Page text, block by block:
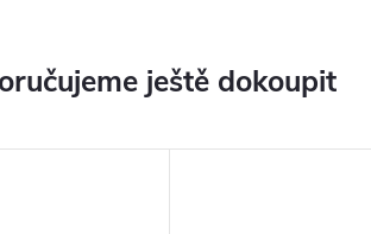
ještě dokoupit